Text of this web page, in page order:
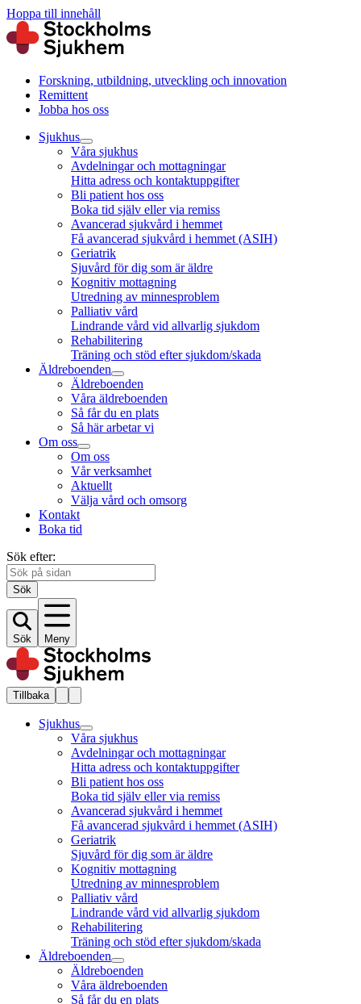
Hoppa till innehåll
Forskning, utbildning, utveckling och innovation
Remittent
Jobba hos oss
Sjukhus
Våra sjukhus
Avdelningar och mottagningar
Hitta adress och kontaktuppgifter
Bli patient hos oss
Boka tid själv eller via remiss
Avancerad sjukvård i hemmet
Få avancerad sjukvård i hemmet (ASIH)
Geriatrik
Sjuvård för dig som är äldre
Kognitiv mottagning
Utredning av minnesproblem
Palliativ vård
Lindrande vård vid allvarlig sjukdom
Rehabilitering
Träning och stöd efter sjukdom/skada
Äldreboenden
Äldreboenden
Våra äldreboenden
Så får du en plats
Så här arbetar vi
Om oss
Om oss
Vår verksamhet
Aktuellt
Välja vård och omsorg
Kontakt
Boka tid
Sök efter:
Sök
Sök Meny
Tillbaka
Sjukhus
Våra sjukhus
Avdelningar och mottagningar
Hitta adress och kontaktuppgifter
Bli patient hos oss
Boka tid själv eller via remiss
Avancerad sjukvård i hemmet
Få avancerad sjukvård i hemmet (ASIH)
Geriatrik
Sjuvård för dig som är äldre
Kognitiv mottagning
Utredning av minnesproblem
Palliativ vård
Lindrande vård vid allvarlig sjukdom
Rehabilitering
Träning och stöd efter sjukdom/skada
Äldreboenden
Äldreboenden
Våra äldreboenden
Så får du en plats